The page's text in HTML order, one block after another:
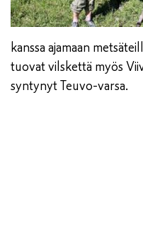
kanssa ajamaan
tuovat vilskettä myös
syntynyt Teuvo-varsa.